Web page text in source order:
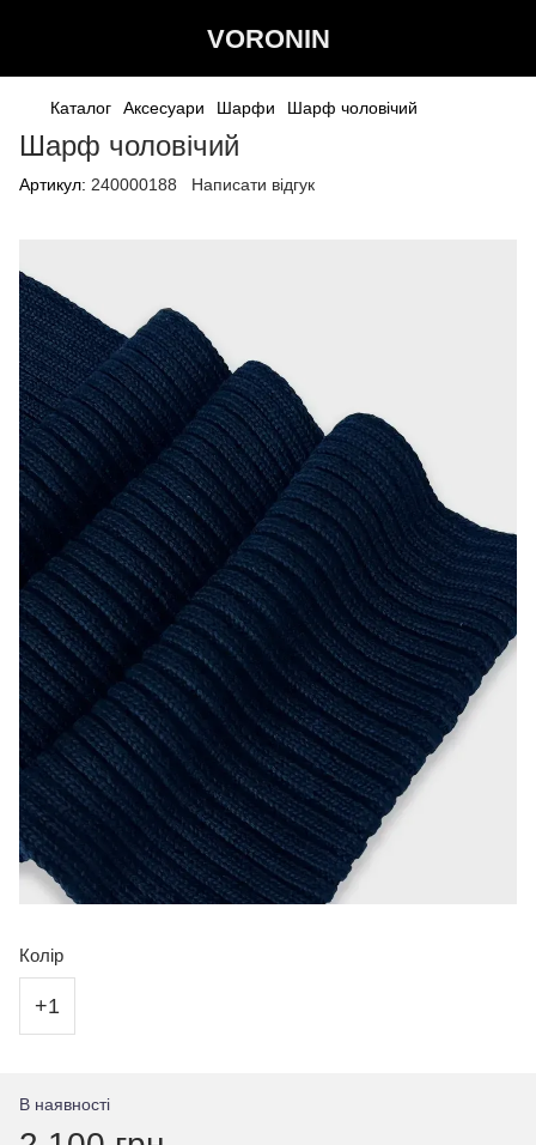
VORONIN
Каталог Аксесуари Шарфи Шарф чоловічий
Шарф чоловічий
Артикул: 240000188 Написати відгук
Колір
+1
В наявності